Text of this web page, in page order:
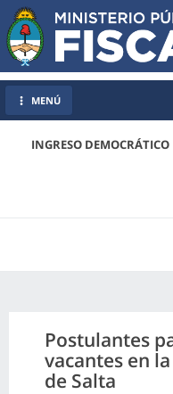
INGRESO DEMOCRÁTICO
MENÚ
Postulantes
vacantes en
de Salta